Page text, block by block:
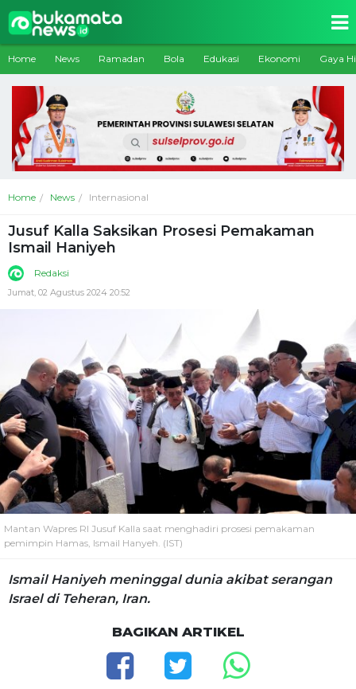
Home News Ramadan Bola Edukasi Ekonomi Gaya
Home News Internasional
Jusuf Kalla Saksikan Prosesi Pemakaman
Ismail Haniyeh
Redaksi
Jumat, 02 Agustus 2024 20:52
Mantan Wapres RI Jusuf Kalla saat menghadiri prosesi pemakaman
pemimpin Hamas, Ismail Hanyeh. (IST)
Ismail Haniyeh meninggal dunia akibat serangan
Israel di Teheran, Iran.
BAGIKAN ARTIKEL